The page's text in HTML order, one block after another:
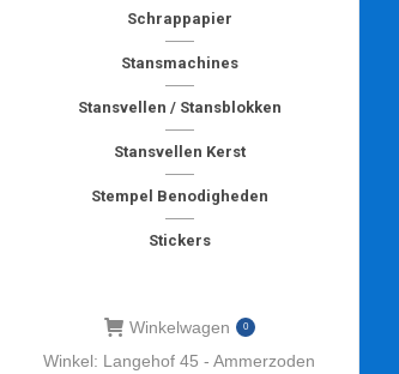
Schrappapier
Stansmachines
Stansvellen / Stansblokken
Stansvellen Kerst
Stempel Benodigheden
Stickers
Winkelwagen 0
Winkel: Langehof 45 - Ammerzoden